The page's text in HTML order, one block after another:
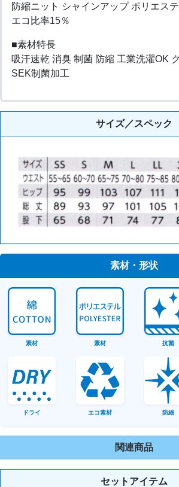
防縮ニット シャインアップ ポリエス
エコ比率15％
■素材特長
吸汗速乾 消臭 制菌 防縮 工業洗濯OK
SEK制菌加工
サイズ／スペック
素材・形状
素材 素材 抗菌
ドライ エコ素材 防縮
関連商品
セットアイテム